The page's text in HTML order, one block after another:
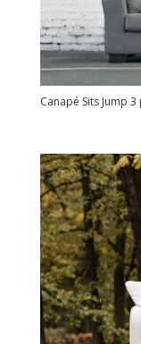
Canapé Sits Jump